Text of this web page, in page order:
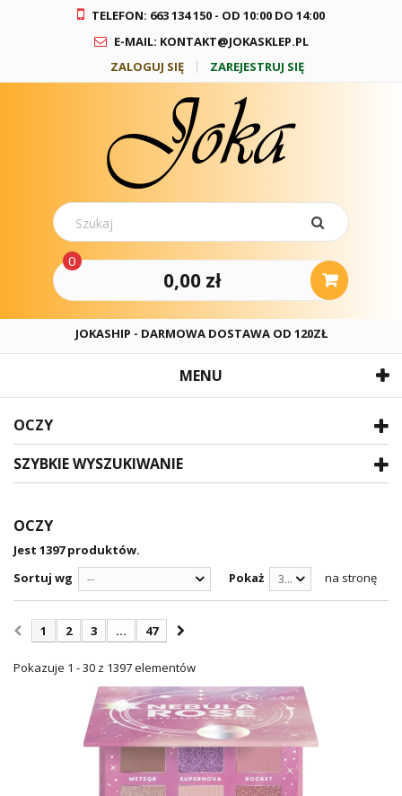
TELEFON: 663 134 150 - OD 10:00 DO 14:00
E-MAIL: KONTAKT@JOKASKLEP.PL
ZALOGUJ SIĘ
ZAREJESTRUJ SIĘ
0
0,00 zł
JOKASHIP - DARMOWA DOSTAWA OD 120ZŁ
MENU
OCZY
SZYBKIE WYSZUKIWANIE
OCZY
Jest 1397 produktów.
Sortuj wg
-- Pokaż 30 na stronę
1 2 3 ... 47
Pokazuje 1 - 30 z 1397 elementów